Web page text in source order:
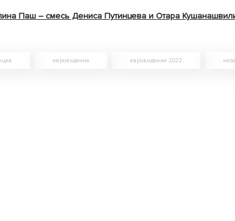
Паш – смесь Дениса Путинцева и Отара
евровидение евровидение 2022